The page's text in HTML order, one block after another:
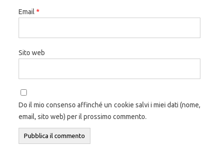
Email *
Sito web
Do il mio consenso affinché un cookie salvi i miei dati (nome,
email, sito web) per il prossimo commento.